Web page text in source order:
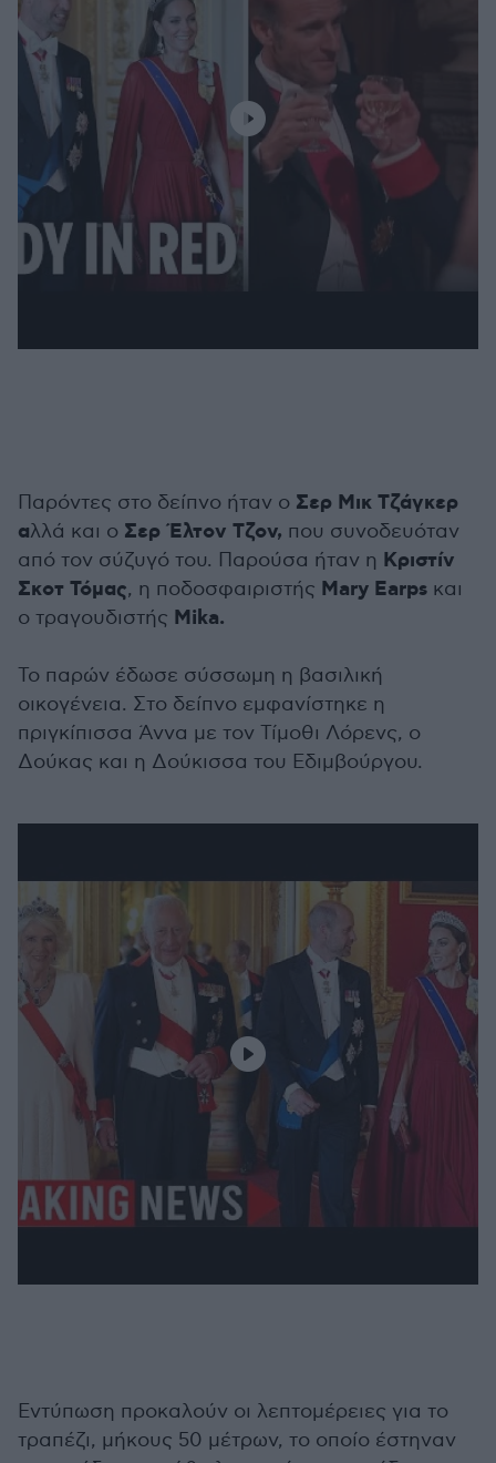
Παρόντες στο δείπνο ήταν ο Σερ Μικ Τζάγκερ
αλλά και ο Σερ Έλτον Τζον, που συνοδευόταν
από τον σύζυγό του. Παρούσα ήταν η Κριστίν
Σκοτ Τόμας, η ποδοσφαιριστής Mary Earps και
ο τραγουδιστής Mika.
Το παρών έδωσε σύσσωμη η βασιλική
οικογένεια. Στο δείπνο εμφανίστηκε η
πριγκίπισσα Άννα με τον Τίμοθι Λόρενς, ο
Δούκας και η Δούκισσα του Εδιμβούργου.
Εντύπωση προκαλούν οι λεπτομέρειες για το
τραπέζι, μήκους 50 μέτρων, το οποίο έστηναν